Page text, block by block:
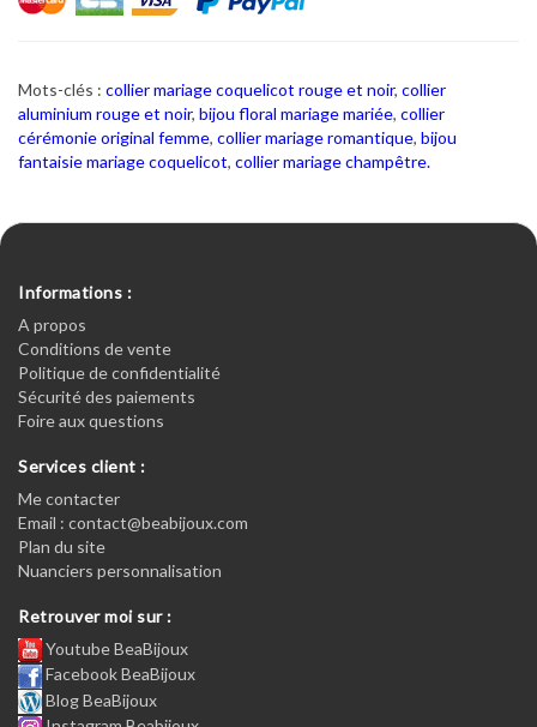
Mots-clés : collier mariage coquelicot rouge et noir, collier
aluminium rouge et noir, bijou floral mariage mariée, collier
cérémonie original femme, collier mariage romantique, bijou
fantaisie mariage coquelicot, collier mariage champêtre.
Informations :
A propos
Conditions de vente
Politique de confidentialité
Sécurité des paiements
Foire aux questions
Services client :
Me contacter
Email : contact@beabijoux.com
Plan du site
Nuanciers personnalisation
Retrouver moi sur :
Youtube BeaBijoux
Facebook BeaBijoux
Blog BeaBijoux